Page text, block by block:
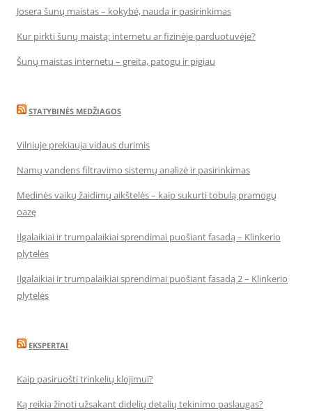
Josera šunų maistas – kokybė, nauda ir pasirinkimas
Kur pirkti šunų maistą: internetu ar fizinėje parduotuvėje?
Šunų maistas internetu – greita, patogu ir pigiau
STATYBINĖS MEDŽIAGOS
Vilniuje prekiauja vidaus durimis
Namų vandens filtravimo sistemų analizė ir pasirinkimas
Medinės vaikų žaidimų aikštelės – kaip sukurti tobulą pramogų
oazę
Ilgalaikiai ir trumpalaikiai sprendimai puošiant fasadą – Klinkerio
plytelės
Ilgalaikiai ir trumpalaikiai sprendimai puošiant fasadą 2 – Klinkerio
plytelės
EKSPERTAI
Kaip pasiruošti trinkelių klojimui?
Ką reikia žinoti užsakant didelių detalių tekinimo paslaugas?